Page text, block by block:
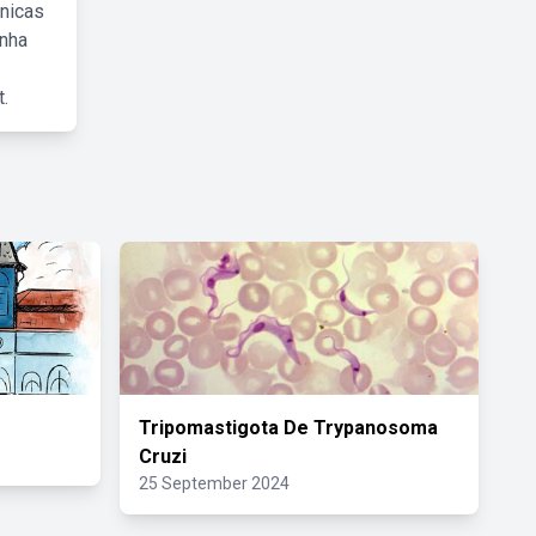
Tripomastigota De Trypanosoma
Cruzi
25 September 2024